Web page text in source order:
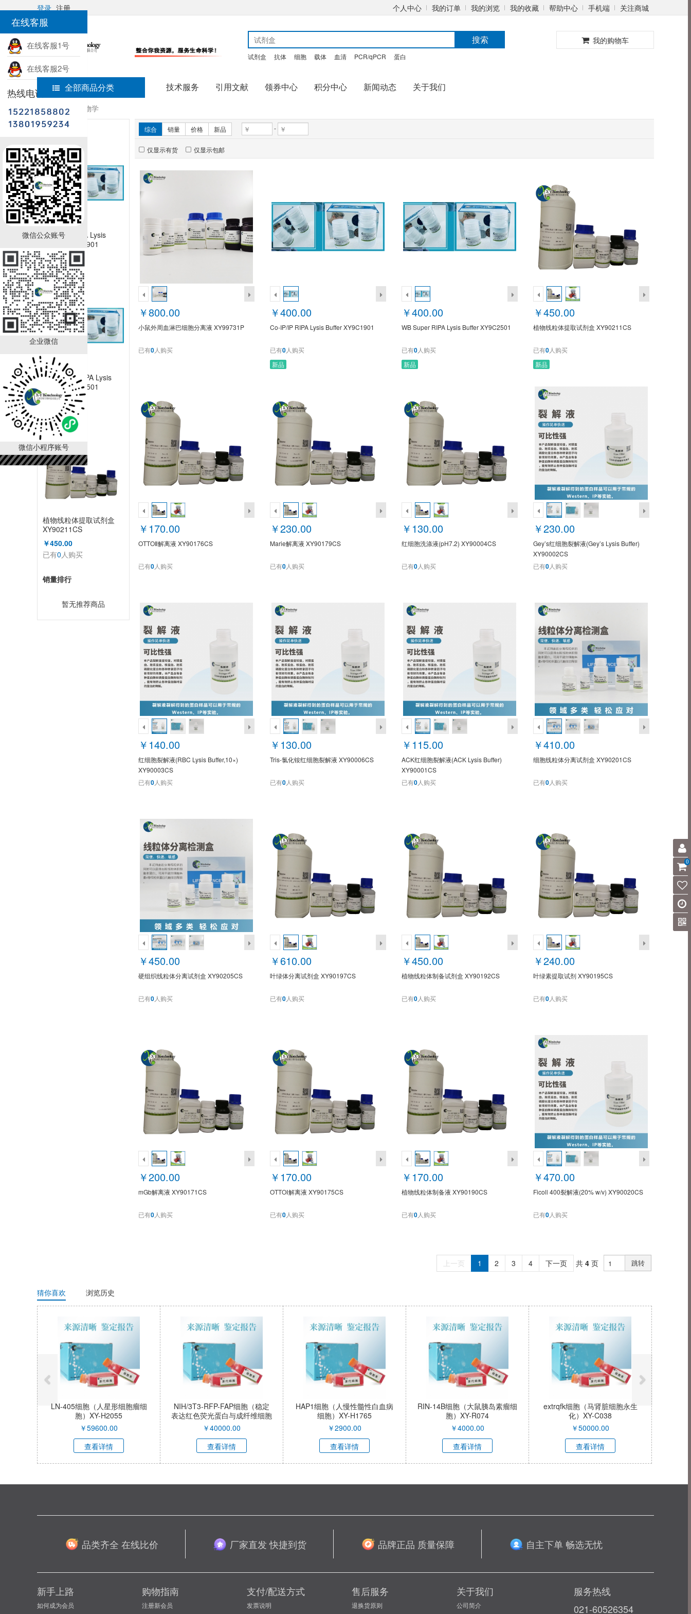
在线客服
在线客服1号
在线客服2号
热线电话
微信公众账号
企业微信
微信小程序账号
登录 注册 个人中心 我的订单 我的浏览 我的收藏 帮助中心 手机端 关注商城
搜索
试剂盒 抗体 细胞 载体 血清 PCR/qPCR 蛋白
我的购物车
全部商品分类 技术服务 引用文献 领券中心 积分中心 新闻动态 关于我们
首页
细胞生物学
新品推荐
Co-IP/IP RIPA Lysis
Buffer XY9C1901
￥400.00
已有0人购买
WB Super RIPA Lysis
Buffer XY9C2501
￥400.00
0人购买
植物线粒体提取试剂盒
XY90211CS
￥450.00
已有0人购买
销量排行
暂无推荐商品
综合 销量 价格 新品 -
仅显示有货 仅显示包邮
￥800.00
小鼠外周血淋巴细胞分离液 XY99731P
已有0人购买
￥400.00
Co-IP/IP RIPA Lysis Buffer XY9C1901
已有0人购买
新品
￥400.00
WB Super RIPA Lysis Buffer XY9C2501
已有0人购买
新品
￥450.00
植物线粒体提取试剂盒 XY90211CS
已有0人购买
新品
￥170.00
OTTOⅡ解离液 XY90176CS
已有0人购买
￥230.00
Marie解离液 XY90179CS
已有0人购买
￥130.00
红细胞洗涤液(pH7.2) XY90004CS
已有0人购买
￥230.00
Gey’s红细胞裂解液(Gey’s Lysis Buffer)
XY90002CS
已有0人购买
￥140.00
红细胞裂解液(RBC Lysis Buffer,10×)
XY90003CS
已有0人购买
￥130.00
Tris-氯化铵红细胞裂解液 XY90006CS
已有0人购买
￥115.00
ACK红细胞裂解液(ACK Lysis Buffer)
XY90001CS
已有0人购买
￥410.00
细胞线粒体分离试剂盒 XY90201CS
已有0人购买
￥450.00
硬组织线粒体分离试剂盒 XY90205CS
已有0人购买
￥610.00
叶绿体分离试剂盒 XY90197CS
已有0人购买
￥450.00
植物线粒体制备试剂盒 XY90192CS
已有0人购买
￥240.00
叶绿素提取试剂 XY90195CS
已有0人购买
￥200.00
mGb解离液 XY90171CS
已有0人购买
￥170.00
OTTOⅠ解离液 XY90175CS
已有0人购买
￥170.00
植物线粒体制备液 XY90190CS
已有0人购买
￥470.00
Ficoll 400裂解液(20% w/v) XY90020CS
已有0人购买
上一页 1 2 3 4 下一页 共 4 页 跳转
猜你喜欢 浏览历史
LN-405细胞（人星形细胞瘤细
胞）XY-H2055
￥59600.00
查看详情
NIH/3T3-RFP-FAP细胞（稳定
表达红色荧光蛋白与成纤维细胞
激活蛋白α小鼠胚胎成纤维细
胞）XY-M053R-SL
￥40000.00
查看详情
HAP1细胞（人慢性髓性白血病
细胞）XY-H1765
￥2900.00
查看详情
RIN-14B细胞（大鼠胰岛素瘤细
胞）XY-R074
￥4000.00
查看详情
extrqfk细胞（马肾脏细胞永生
化）XY-C038
￥50000.00
查看详情
品类齐全 在线比价 厂家直发 快捷到货 品牌正品 质量保障 自主下单 畅选无忧
新手上路
如何成为会员
购物指南
注册新会员
支付/配送方式
发票说明
售后服务
退换货原则
关于我们
公司简介
服务热线
021-60526354
0